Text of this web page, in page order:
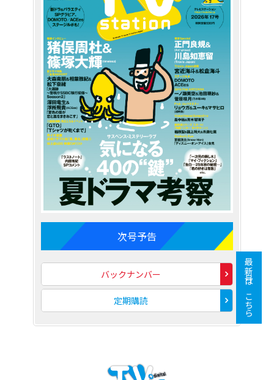
次号予告
バックナンバー
定期購読 最新号はこちら